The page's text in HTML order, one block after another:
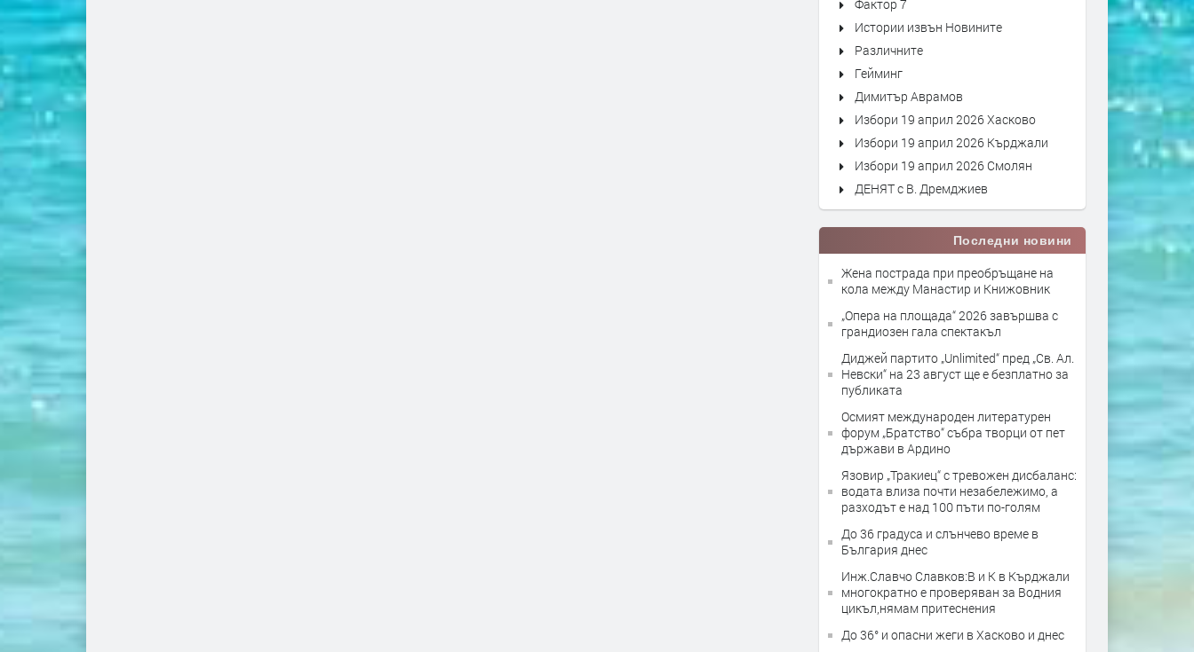
Фактор 7
Истории извън Новините
Различните
Гейминг
Димитър Аврамов
Избори 19 април 2026 Хасково
Избори 19 април 2026 Кърджали
Избори 19 април 2026 Смолян
ДЕНЯТ с В. Дремджиев
Последни новини
Жена пострада при преобръщане на
кола между Манастир и Книжовник
„Опера на площада“ 2026 завършва с
грандиозен гала спектакъл
Диджей партито „Unlimited“ пред „Св. Ал.
Невски“ на 23 август ще е безплатно за
публиката
Осмият международен литературен
форум „Братство“ събра творци от пет
държави в Ардино
Язовир „Тракиец“ с тревожен дисбаланс:
водата влиза почти незабележимо, а
разходът е над 100 пъти по-голям
До 36 градуса и слънчево време в
България днес
Инж.Славчо Славков:В и К в Кърджали
многократно е проверяван за Водния
цикъл,нямам притеснения
До 36° и опасни жеги в Хасково и днес